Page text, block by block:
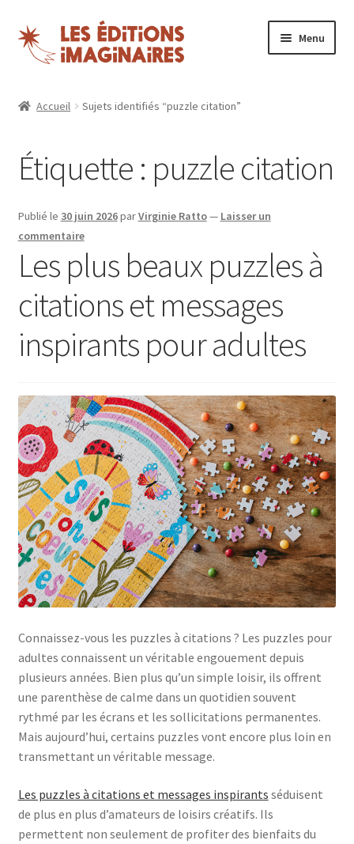
Aller
à
Aller
au
contenu
Menu
Blog
Nos magazines
Espace revendeurs
Mon compte
Accueil Sujets identifiés “puzzle citation”
Étiquette : puzzle citation
Publié le 30 juin 2026parVirginie Ratto— Laisser un
commentaire
Les plus beaux puzzles à
citations et messages
inspirants pour adultes
Connaissez-vous les puzzles à citations ? Les puzzles pour
adultes connaissent un véritable engouement depuis
plusieurs années. Bien plus qu’un simple loisir, ils offrent
une parenthèse de calme dans un quotidien souvent
rythmé par les écrans et les sollicitations permanentes.
Mais aujourd’hui, certains puzzles vont encore plus loin en
transmettant un véritable message.
Les puzzles à citations et messages inspirants séduisent
de plus en plus d’amateurs de loisirs créatifs. Ils
permettent non seulement de profiter des bienfaits du